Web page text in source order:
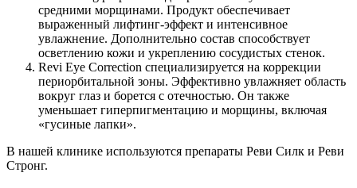
средними морщинами. Продукт обеспечивает
выраженный лифтинг-эффект и интенсивное
увлажнение. Дополнительно состав способствует
осветлению кожи и укреплению сосудистых стенок.
Revi Eye Correction специализируется на коррекции
периорбитальной зоны. Эффективно увлажняет область
вокруг глаз и борется с отечностью. Он также
уменьшает гиперпигментацию и морщины, включая
«гусиные лапки».
В нашей клинике используются препараты Реви Силк и Реви
Стронг.